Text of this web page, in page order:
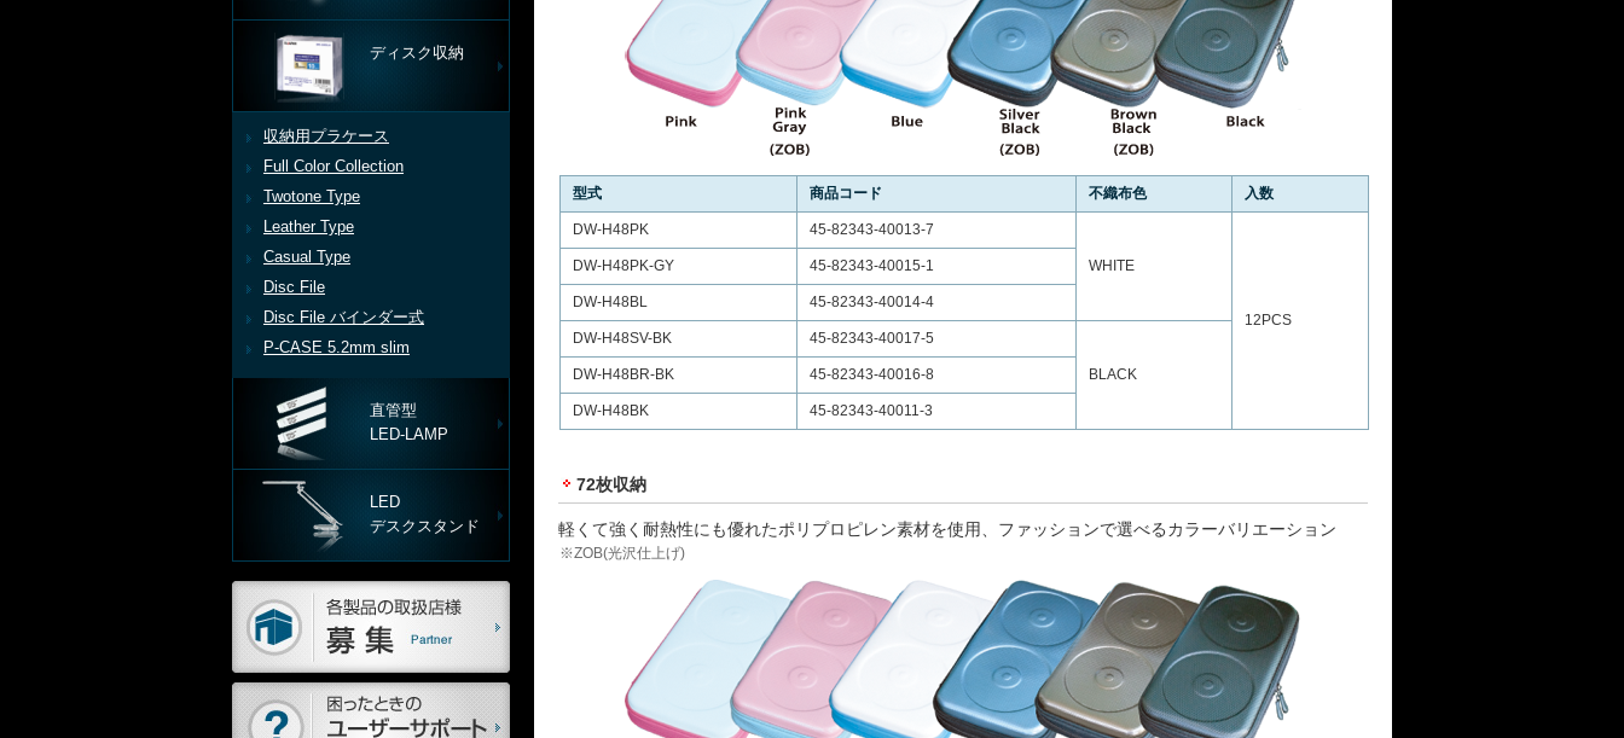
型式 商品コード 不織布色 入数
DW-H48PK 45-82343-40013-7
WHITE
12PCS
DW-H48PK-GY 45-82343-40015-1
DW-H48BL 45-82343-40014-4
DW-H48SV-BK 45-82343-40017-5
BLACK
DW-H48BR-BK 45-82343-40016-8
DW-H48BK 45-82343-40011-3
72枚収納
軽くて強く耐熱性にも優れたポリプロピレン素材を使用、ファッションで選べるカラーバリエーション
※ZOB(光沢仕上げ)
ディスク収納
収納用プラケース
Full Color Collection
Twotone Type
Leather Type
Casual Type
Disc File
Disc File バインダー式
P-CASE 5.2mm slim
直管型
LED-LAMP
LED
デスクスタンド